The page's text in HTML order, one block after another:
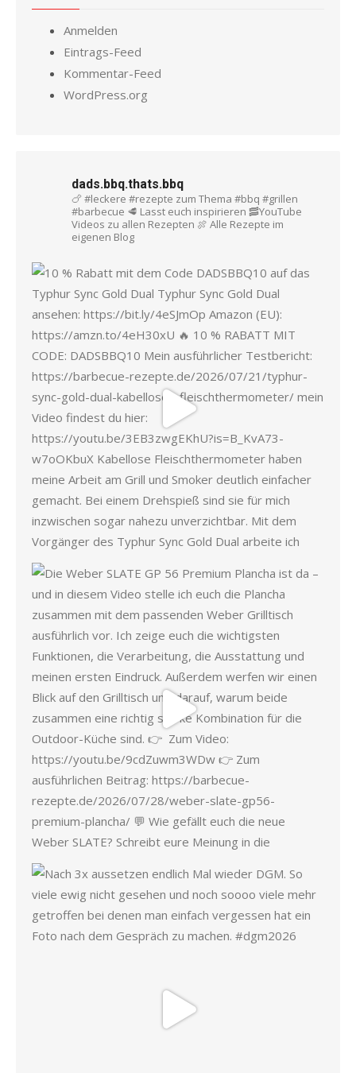
Anmelden
Eintrags-Feed
Kommentar-Feed
WordPress.org
dads.bbq.thats.bbq
🍗 #leckere #rezepte zum Thema #bbq #grillen
#barbecue 🥩 Lasst euch inspirieren 🥓YouTube
Videos zu allen Rezepten 🍖 Alle Rezepte im
eigenen Blog